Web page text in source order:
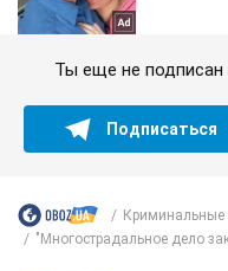
Ты еще не
Подписаться
Криминальные
"Многострадальное дело